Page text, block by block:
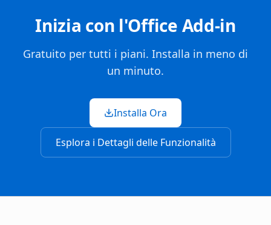
Inizia con l'Office Add-in
Gratuito per tutti i piani. Installa in meno di
un minuto.
Installa Ora
Esplora i Dettagli delle Funzionalità